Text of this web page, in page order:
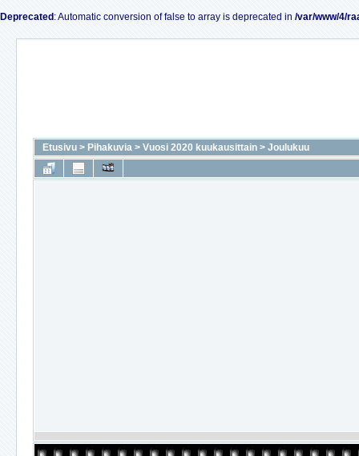
Deprecated : Automatic conversion of false to array is deprecated in /var/www/4/
Etusivu > Pihakuvia > Vuosi 2020 kuukausittain > Joulukuu